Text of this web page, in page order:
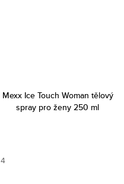
Mexx Ice Touch Woman tělový
spray pro ženy 250 ml
4